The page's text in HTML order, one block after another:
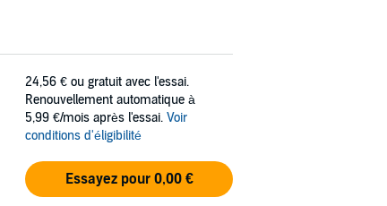
24,56 € ou gratuit avec l'essai.
Renouvellement automatique à
5,99 €/mois après l'essai. Voir
conditions d'éligibilité
Essayez pour 0,00 €